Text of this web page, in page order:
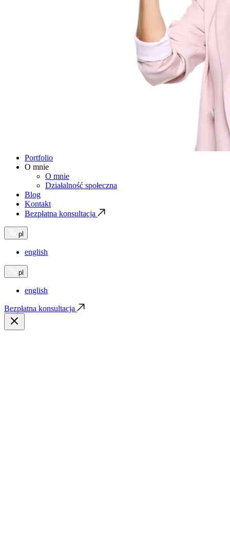
Portfolio
O mnie
O mnie
Działalność społeczna
Blog
Kontakt
Bezpłatna konsultacja
pl
english
pl
english
Bezpłatna konsultacja